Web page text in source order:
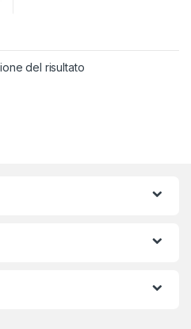
Le opzioni possono essere
del risultato